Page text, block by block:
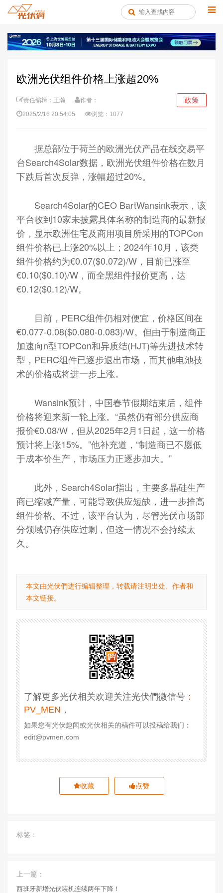
欧洲光伏组件价格上涨超20%
责任编辑：王瀚
作者：
2025/2/16 20:54:05
浏览：1077
政策
据总部位于荷兰的欧洲光伏产品在线交易平
台Search4Solar数据，欧洲光伏组件价格在数月
下跌后首次反弹，涨幅超过20%。
Search4Solar的CEO BartWansink表示，该
平台收到10家未披露具体名称的制造商的最新报
价，显示欧洲住宅及商用项目所采用的TOPCon
组件价格已上涨20%以上；2024年10月，该类
组件价格约为€0.07($0.072)/W，目前已涨至
€0.10($0.10)/W，而全黑组件报价更高，达
€0.12($0.12)/W。
目前，PERC组件仍相对便宜，价格区间在
€0.077-0.08($0.080-0.083)/W。但由于制造商正
加速向n型TOPCon和异质结(HJT)等先进技术转
型，PERC组件已逐步退出市场，而其他电池技
术的价格或将进一步上涨。
Wansink预计，中国春节假期结束后，组件
价格将迎来新一轮上涨。“虽然仍有部分供应商
报价€0.08/W，但从2025年2月1日起，这一价格
预计将上涨15%。”他补充道，“制造商已不愿低
于成本价生产，市场压力正逐步加大。”
此外，Search4Solar指出，主要多晶硅生产
商已缩减产量，可能导致供应短缺，进一步推高
组件价格。不过，该平台认为，尽管光伏市场部
分领域仍存供应过剩，但这一情况不会持续太
久。
本文由光伏們进行编辑整理，转载请注明出处、作者和
本文链接。
了解更多光伏相关欢迎关注光伏們微信号 ：
PV_MEN ，
如果您有光伏趣闻或光伏相关的稿件可以投稿给我们：
edit@pvmen.com
收藏 点赞
标签：
上一篇：
西班牙新增光伏装机连续两年下降！